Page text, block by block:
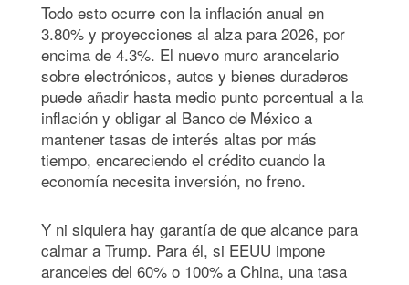
Todo esto ocurre con la inflación anual en
3.80% y proyecciones al alza para 2026, por
encima de 4.3%. El nuevo muro arancelario
sobre electrónicos, autos y bienes duraderos
puede añadir hasta medio punto porcentual a la
inflación y obligar al Banco de México a
mantener tasas de interés altas por más
tiempo, encareciendo el crédito cuando la
economía necesita inversión, no freno.
Y ni siquiera hay garantía de que alcance para
calmar a Trump. Para él, si EEUU impone
aranceles del 60% o 100% a China, una tasa